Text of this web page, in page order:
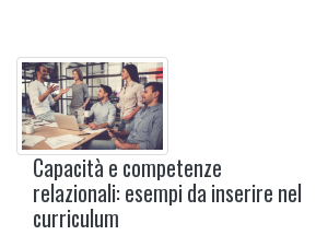
Capacità e competenze
relazionali: esempi da inserire nel
curriculum